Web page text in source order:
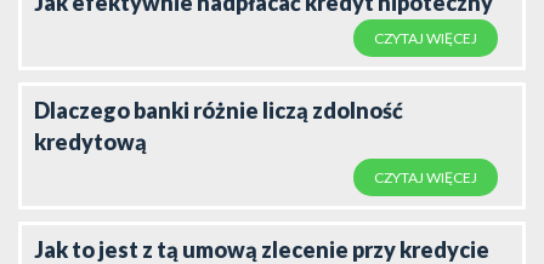
CZYTAJ WIĘCEJ
Dlaczego banki różnie liczą zdolność
kredytową
CZYTAJ WIĘCEJ
Jak to jest z tą umową zlecenie przy kredycie